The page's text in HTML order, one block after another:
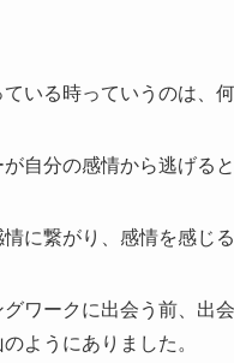
いる時っていうのは、
自分の感情から逃げる
に繋がり、感情を感じ
ワークに出会う前、出
ようにありました。